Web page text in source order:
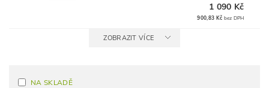
1 090 Kč
900,83 Kč bez DPH
ZOBRAZIT VÍCE
NA SKLADĚ